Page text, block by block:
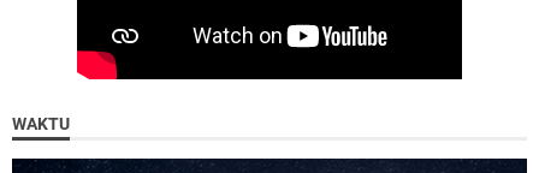
WAKTU